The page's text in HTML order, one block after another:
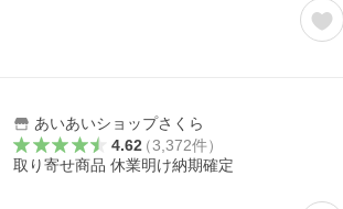
あいあいショップさくら
4.62（3,372件）
取り寄せ商品 休業明け納期確定